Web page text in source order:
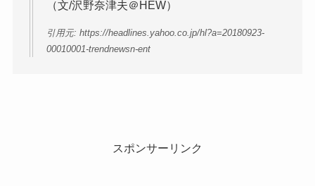
（文/沢野奈津夫＠HEW）
引用元: https://headlines.yahoo.co.jp/hl?a=20180923-
00010001-trendnewsn-ent
スポンサーリンク